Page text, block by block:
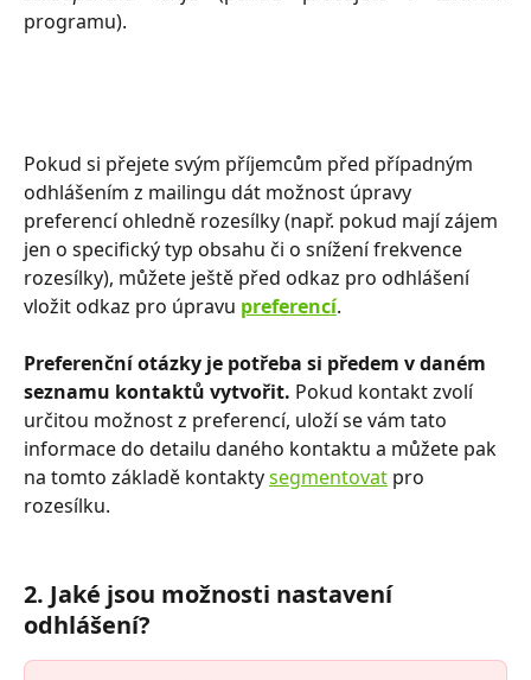
programu).
Pokud si přejete svým příjemcům před případným
odhlášením z mailingu dát možnost úpravy
preferencí ohledně rozesílky (např. pokud mají zájem
jen o specifický typ obsahu či o snížení frekvence
rozesílky), můžete ještě před odkaz pro odhlášení
vložit odkaz pro úpravu preferencí.
Preferenční otázky je potřeba si předem v daném
seznamu kontaktů vytvořit. Pokud kontakt zvolí
určitou možnost z preferencí, uloží se vám tato
informace do detailu daného kontaktu a můžete pak
na tomto základě kontakty segmentovat pro
rozesílku.
2. Jaké jsou možnosti nastavení
odhlášení?